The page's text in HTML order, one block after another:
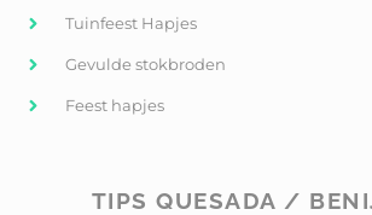
Tuinfeest Hapjes
Gevulde stokbroden
Feest hapjes
TIPS QUESADA /